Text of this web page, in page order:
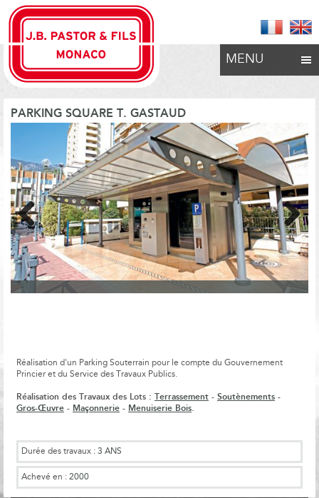
MENU
PARKING SQUARE T. GASTAUD
Previous Next
Réalisation d'un Parking Souterrain pour le compte du Gouvernement
Princier et du Service des Travaux Publics.
Réalisation des Travaux des Lots : Terrassement - Soutènements -
Gros-Œuvre - Maçonnerie - Menuiserie Bois
Durée des travaux : 3 ANS
Achevé en : 2000